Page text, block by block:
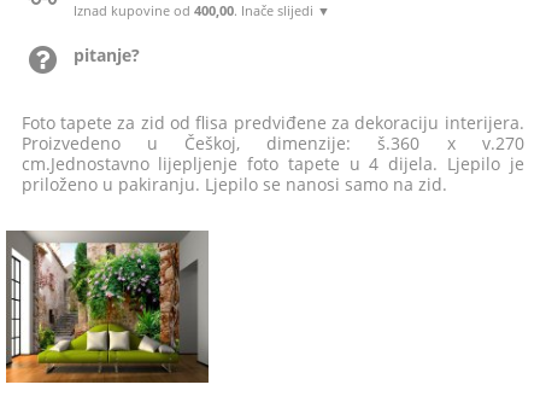
Iznad kupovine od 400,00. Inače slijedi ▼
pitanje?
Foto tapete za zid od flisa predviđene za dekoraciju interijera.
Proizvedeno u Češkoj, dimenzije: š.360 x v.270
cm.Jednostavno lijepljenje foto tapete u 4 dijela. Ljepilo je
priloženo u pakiranju. Ljepilo se nanosi samo na zid.